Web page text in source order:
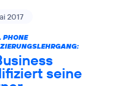
2017
PHONE
seine